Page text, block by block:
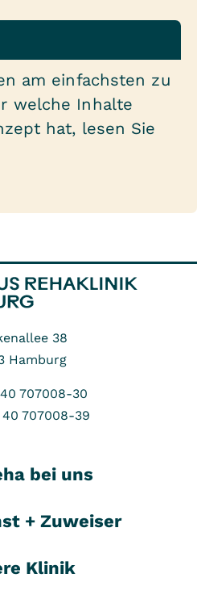
am einfachsten zu
welche Inhalte
hat, lesen Sie
38
Hamburg
707008-30
707008-39
bei uns
+ Zuweiser
Klinik